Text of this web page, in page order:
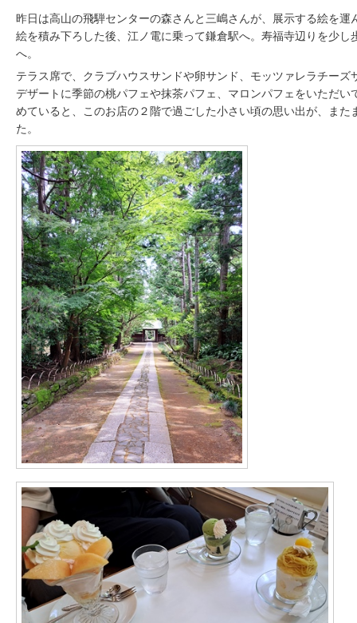
昨日は高山の飛騨センターの森さんと三嶋さんが、展示する絵を運
絵を積み下ろした後、江ノ電に乗って鎌倉駅へ。寿福寺辺りを少し
へ。
テラス席で、クラブハウスサンドや卵サンド、モッツァレラチーズ
デザートに季節の桃パフェや抹茶パフェ、マロンパフェをいただい
めていると、このお店の２階で過ごした小さい頃の思い出が、また
た。